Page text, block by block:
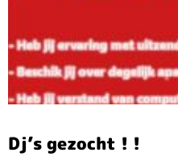
Dj’s gezocht ! !